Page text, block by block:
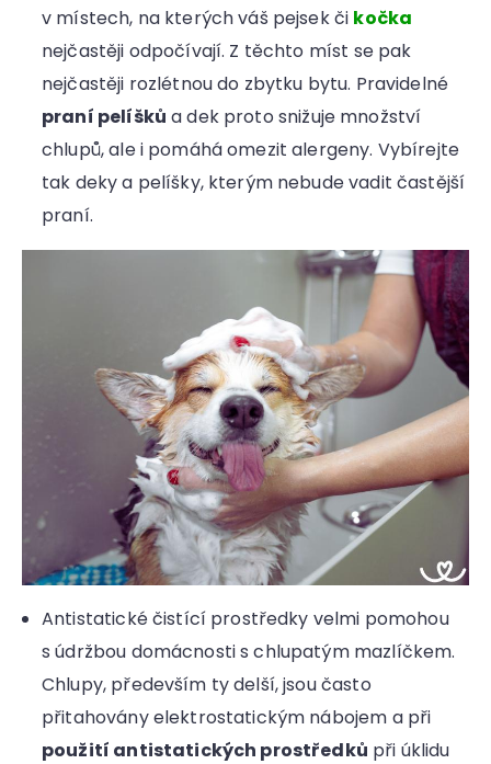
v místech, na kterých váš pejsek či kočka
nejčastěji odpočívají. Z těchto míst se pak
nejčastěji rozlétnou do zbytku bytu. Pravidelné
praní pelíšků a dek proto snižuje množství
chlupů, ale i pomáhá omezit alergeny. Vybírejte
tak deky a pelíšky, kterým nebude vadit častější
praní.
Antistatické čistící prostředky velmi pomohou
s údržbou domácnosti s chlupatým mazlíčkem.
Chlupy, především ty delší, jsou často
přitahovány elektrostatickým nábojem a při
použití antistatických prostředků při úklidu